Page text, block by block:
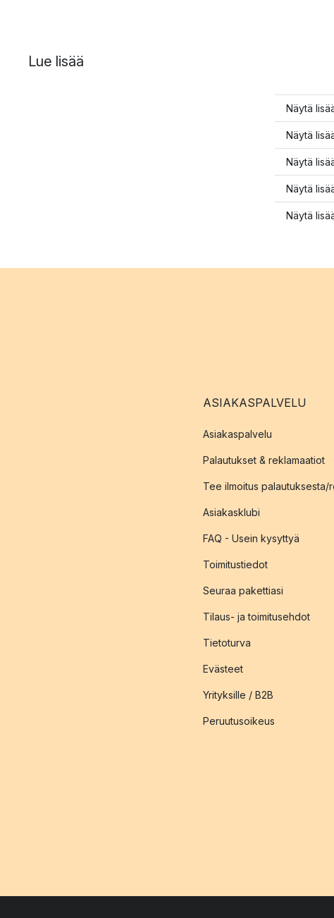
Lue lisää
Näytä
Näytä
Näytä
Näytä
Näytä
ASIAKASPALVELU
Asiakaspalvelu
Palautukset & reklamaatiot
Tee ilmoitus palautuksesta/
Asiakasklubi
FAQ - Usein kysyttyä
Toimitustiedot
Seuraa pakettiasi
Tilaus- ja toimitusehdot
Tietoturva
Evästeet
Yrityksille / B2B
Peruutusoikeus